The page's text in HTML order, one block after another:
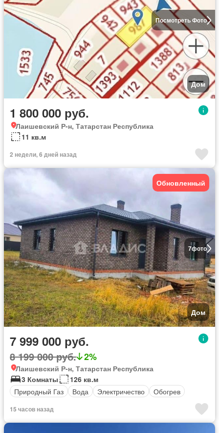
Посмотреть Фото
Дом
1 800 000 руб.
Лаишевский Р-н, Татарстан Республика
11 кв.м
2 недели, 6 дней назад
7фото
Обновленный
Дом
7 999 000 руб.
8 199 000 руб. 2%
Лаишевский Р-н, Татарстан Республика
3 Комнаты
126 кв.м
Природный Газ
Вода Электричество Обогрев
15 часов назад